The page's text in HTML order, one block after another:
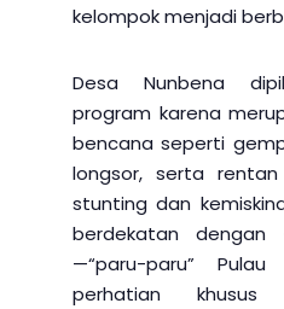
kelompok menjadi
Desa Nunbena
program karena
bencana seperti
longsor, serta
stunting dan
berdekatan dengan
—“paru-paru” Pulau
perhatian